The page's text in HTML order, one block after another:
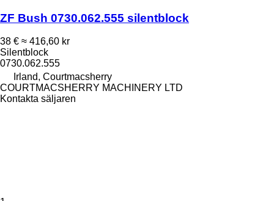
ZF Bush 0730.062.555 silentblock
38 € ≈ 416,60 kr
Silentblock
0730.062.555
Irland, Courtmacsherry
COURTMACSHERRY MACHINERY LTD
Kontakta säljaren